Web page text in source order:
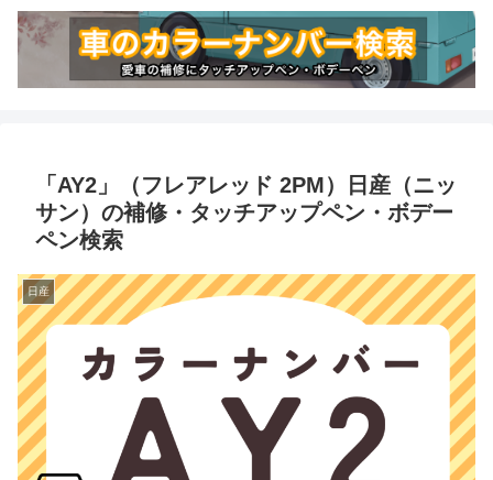
「AY2」（フレアレッド 2PM）日産（ニッ
サン）の補修・タッチアップペン・ボデー
ペン検索
日産